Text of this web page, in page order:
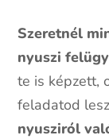
Szeretnél
nyuszi
te is képzett,
feladatod
nyusziról